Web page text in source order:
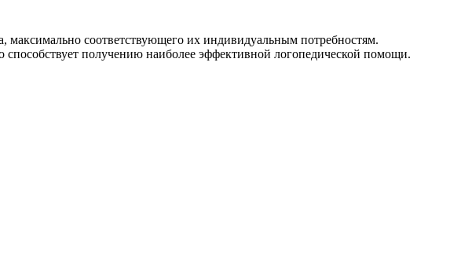
соответствующего их индивидуальным потребностям.
получению наиболее эффективной логопедической помощи.